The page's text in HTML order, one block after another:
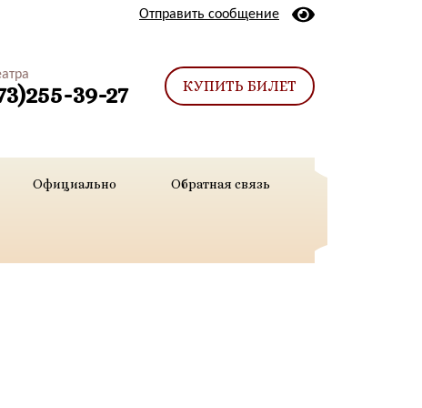
Отправить сообщение
39-27 КУПИТЬ БИЛЕТ
Официально Обратная связь